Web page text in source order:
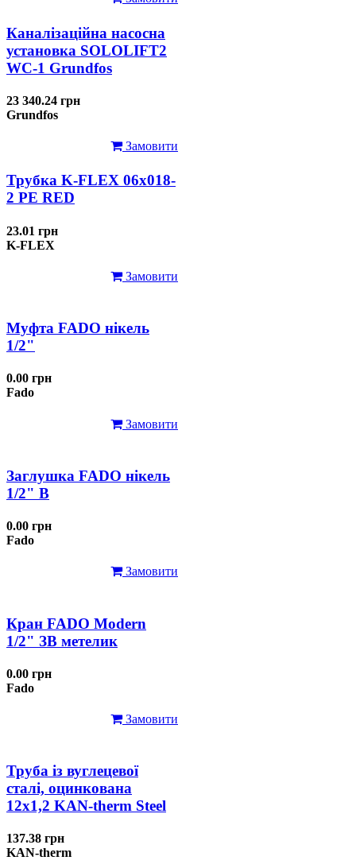
Каналізаційна насосна
установка SOLOLIFT2
WC-1 Grundfos
23 340.24 грн
Grundfos
Замовити
Трубка K-FLEX 06x018-
2 РЕ RED
23.01 грн
K-FLEX
Замовити
Муфта FADO нікель
1/2"
0.00 грн
Fado
Замовити
Заглушка FADO нікель
1/2" В
0.00 грн
Fado
Замовити
Кран FADO Modern
1/2" ЗВ метелик
0.00 грн
Fado
Замовити
Труба із вуглецевої
сталі, оцинкована
12x1,2 KAN-therm Steel
137.38 грн
KAN-therm